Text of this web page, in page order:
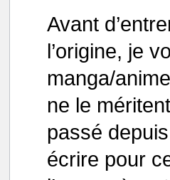
Avant
l’origine, je
manga/
ne le
passé
écrire pour